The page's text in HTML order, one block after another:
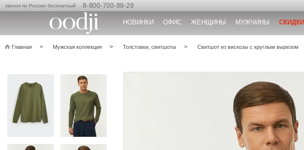
звонок по России бесплатный 8-800-700-89-29
НОВИНКИ ОФИС ЖЕНЩИНЫ МУЖЧИНЫ СКИДКИ
Главная Мужская коллекция Толстовки, свитшоты Свитшот из вискозы с круглым вырезом